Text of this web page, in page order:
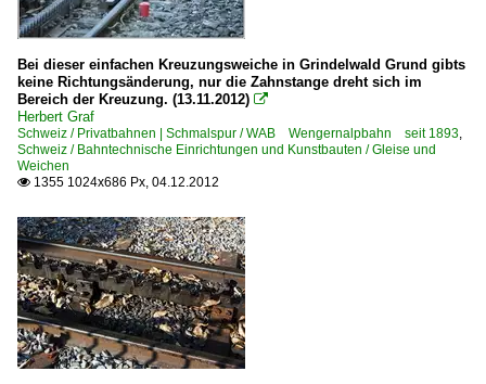
Bei dieser einfachen Kreuzungsweiche in Grindelwald Grund gibts
keine Richtungsänderung, nur die Zahnstange dreht sich im
Bereich der Kreuzung. (13.11.2012) 
Herbert Graf
Schweiz / Privatbahnen | Schmalspur / WAB Wengernalpbahn seit 1893,
Schweiz / Bahntechnische Einrichtungen und Kunstbauten / Gleise und
Weichen
 1355 1024x686 Px, 04.12.2012